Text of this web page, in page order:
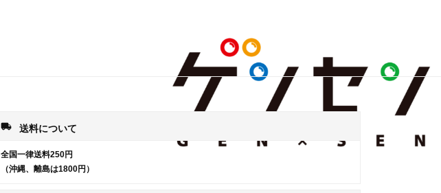
local_shipping 送料について
全国一律送料250円
（沖縄、離島は1800円）